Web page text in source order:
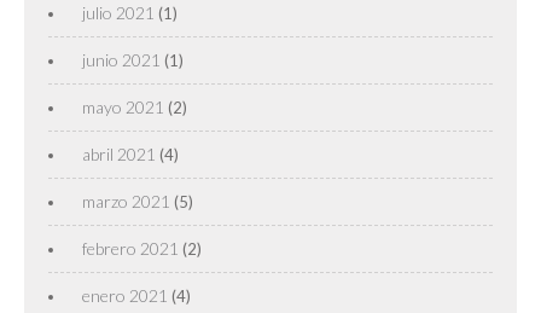
julio 2021 (1)
junio 2021 (1)
mayo 2021 (2)
abril 2021 (4)
marzo 2021 (5)
febrero 2021 (2)
enero 2021 (4)